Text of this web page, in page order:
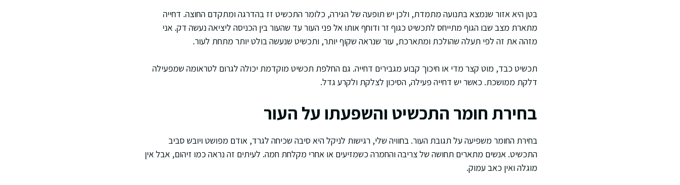
בטן היא אזור שנמצא בתנועה מתמדת, ולכן יש תופעה של הגירה, כלומר התכשיט זז בהדרגה ומתקדם החוצה. דחייה
מתארת מצב שבו הגוף מתייחס לתכשיט כגוף זר ודוחף אותו אל פני העור עד שהעור בין הכניסה ליציאה נעשה דק. אני
מזהה את זה לפי תעלה שהולכת ומתארכת, עור שנראה שקוף יותר, ותכשיט שנעשה בולט יותר מתחת לעור.
תכשיט כבד, מוט קצר מדי או חיכוך קבוע מגבירים דחייה. גם החלפת תכשיט מוקדמת יכולה לגרום לטראומה שמפעילה
דלקת ממושכת. כאשר יש דחייה פעילה, הסיכון לצלקת ולקרע גדל.
בחירת חומר התכשיט והשפעתו על העור
בחירת החומר משפיעה על תגובת העור. בחוויה שלי, רגישות לניקל היא סיבה שכיחה לגרד, אודם מפושט ויובש סביב
התכשיט. אנשים מתארים תחושה של צריבה והחמרה כשמזיעים או אחרי מקלחת חמה. לעיתים זה נראה כמו זיהום, אבל אין
מוגלה ואין כאב עמוק.